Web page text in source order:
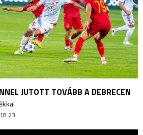
JUTOTT TOVÁBB A DEBRECEN